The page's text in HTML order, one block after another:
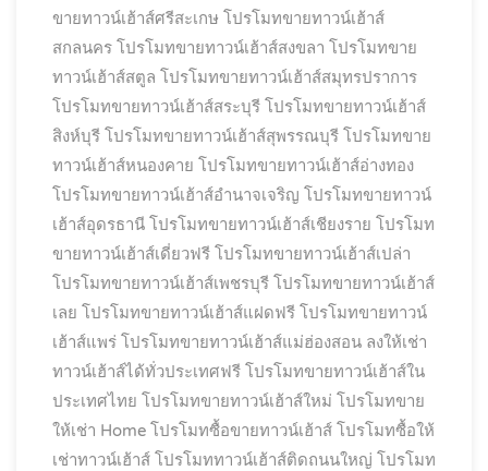
ขายทาวน์เฮ้าส์ศรีสะเกษ โปรโมทขายทาวน์เฮ้าส์
สกลนคร โปรโมทขายทาวน์เฮ้าส์สงขลา โปรโมทขาย
ทาวน์เฮ้าส์สตูล โปรโมทขายทาวน์เฮ้าส์สมุทรปราการ
โปรโมทขายทาวน์เฮ้าส์สระบุรี โปรโมทขายทาวน์เฮ้าส์
สิงห์บุรี โปรโมทขายทาวน์เฮ้าส์สุพรรณบุรี โปรโมทขาย
ทาวน์เฮ้าส์หนองคาย โปรโมทขายทาวน์เฮ้าส์อ่างทอง
โปรโมทขายทาวน์เฮ้าส์อำนาจเจริญ โปรโมทขายทาวน์
เฮ้าส์อุดรธานี โปรโมทขายทาวน์เฮ้าส์เชียงราย โปรโมท
ขายทาวน์เฮ้าส์เดี่ยวฟรี โปรโมทขายทาวน์เฮ้าส์เปล่า
โปรโมทขายทาวน์เฮ้าส์เพชรบุรี โปรโมทขายทาวน์เฮ้าส์
เลย โปรโมทขายทาวน์เฮ้าส์แฝดฟรี โปรโมทขายทาวน์
เฮ้าส์แพร่ โปรโมทขายทาวน์เฮ้าส์แม่ฮ่องสอน ลงให้เช่า
ทาวน์เฮ้าส์ได้ทั่วประเทศฟรี โปรโมทขายทาวน์เฮ้าส์ใน
ประเทศไทย โปรโมทขายทาวน์เฮ้าส์ใหม่ โปรโมทขาย
ให้เช่า Home โปรโมทซื้อขายทาวน์เฮ้าส์ โปรโมทซื้อให้
เช่าทาวน์เฮ้าส์ โปรโมททาวน์เฮ้าส์ติดถนนใหญ่ โปรโมท